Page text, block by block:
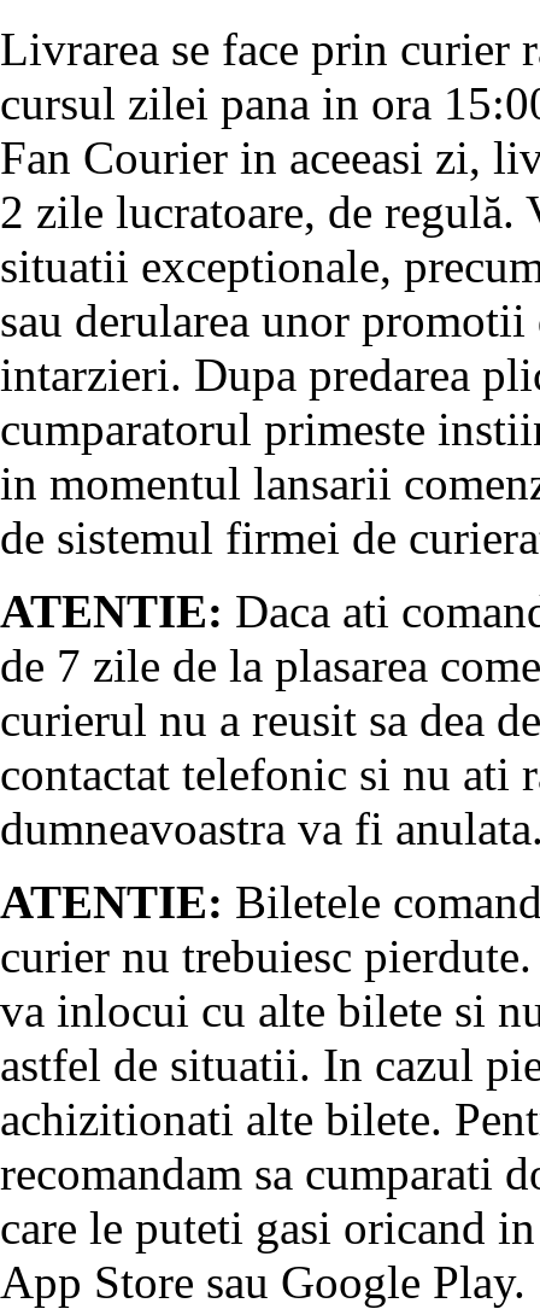
Livrarea se face prin curier
cursul zilei pana in ora
Fan Courier in aceeasi zi,
2 zile lucratoare, de regulă.
situatii exceptionale,
sau derularea unor
intarzieri. Dupa predarea
cumparatorul primeste
in momentul lansarii
de sistemul firmei de
ATENTIE: Daca ati
de 7 zile de la plasarea
curierul nu a reusit sa dea
contactat telefonic si nu ati
dumneavoastra va fi
ATENTIE: Biletele
curier nu trebuiesc
va inlocui cu alte bilete si
astfel de situatii. In cazul
achizitionati alte bilete.
recomandam sa cumparati
care le puteti gasi oricand
App Store sau Google Play.